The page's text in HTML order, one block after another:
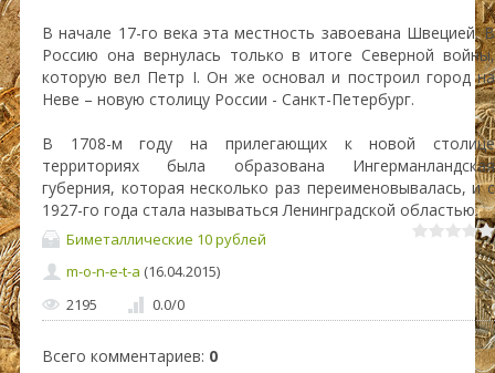
В начале 17-го века эта местность завоевана Швецией. В
Россию она вернулась только в итоге Северной войны,
которую вел Петр I. Он же основал и построил город на
Неве – новую столицу России - Санкт-Петербург.
В 1708-м году на прилегающих к новой столице
территориях была образована Ингерманландская
губерния, которая несколько раз переименовывалась, и с
1927-го года стала называться Ленинградской областью.
Биметаллические 10 рублей
m-o-n-e-t-a (16.04.2015)
2195
0.0/0
Всего комментариев: 0